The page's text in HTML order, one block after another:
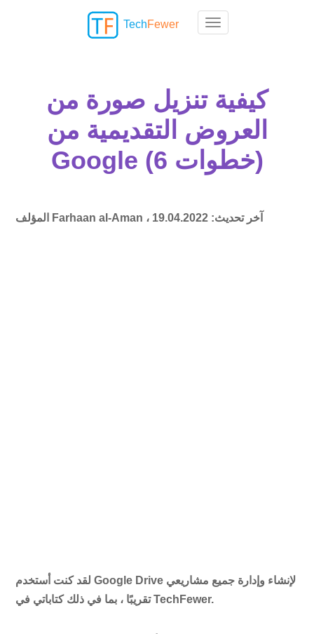
Toggle navigation
TechFewer
كيفية تنزيل صورة من
العروض التقديمية من
Google (6 خطوات)
Farhaan al-Aman ، آخر تحديث: 19.04.2022
لقد كنت أستخدم Google Drive لإنشاء وإدارة جميع مشاريعي
تقريبًا ، بما في ذلك كتاباتي في TechFewer.